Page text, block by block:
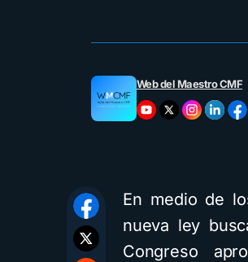
Web del Maestro CMF
En medio de
nueva ley
Congreso